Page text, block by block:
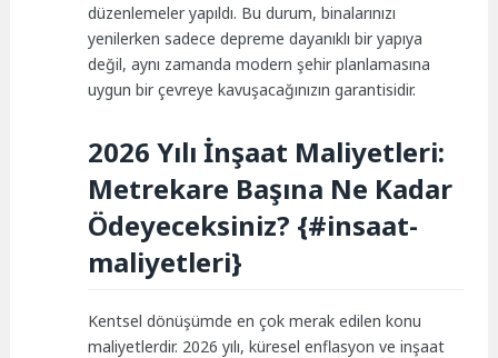
düzenlemeler yapıldı. Bu durum, binalarınızı
yenilerken sadece depreme dayanıklı bir yapıya
değil, aynı zamanda modern şehir planlamasına
uygun bir çevreye kavuşacağınızın garantisidir.
2026 Yılı İnşaat Maliyetleri:
Metrekare Başına Ne Kadar
Ödeyeceksiniz? {#insaat-
maliyetleri}
Kentsel dönüşümde en çok merak edilen konu
maliyetlerdir. 2026 yılı, küresel enflasyon ve inşaat